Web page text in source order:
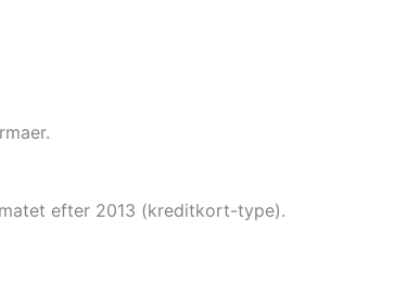
efter 2013 (kreditkort-type).